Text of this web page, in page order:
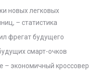
новых легковых
– статистика
фрегат будущего
смарт-очков
– экономичный кроссовер